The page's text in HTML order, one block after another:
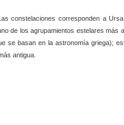
constelaciones corresponden a
de los agrupamientos estelares más
se basan en la astronomía griega);
antigua.